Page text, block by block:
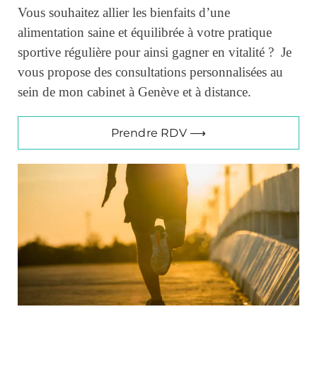
Vous souhaitez allier les bienfaits d’une
alimentation saine et équilibrée à votre pratique
sportive régulière pour ainsi gagner en vitalité ? Je
vous propose des consultations personnalisées au
sein de mon cabinet à Genève et à distance.
Prendre RDV ⟶